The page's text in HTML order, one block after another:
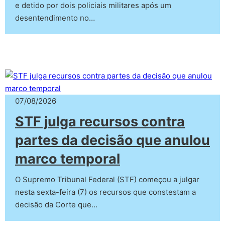
e detido por dois policiais militares após um
desentendimento no…
07/08/2026
STF julga recursos contra
partes da decisão que anulou
marco temporal
O Supremo Tribunal Federal (STF) começou a julgar
nesta sexta-feira (7) os recursos que constestam a
decisão da Corte que…